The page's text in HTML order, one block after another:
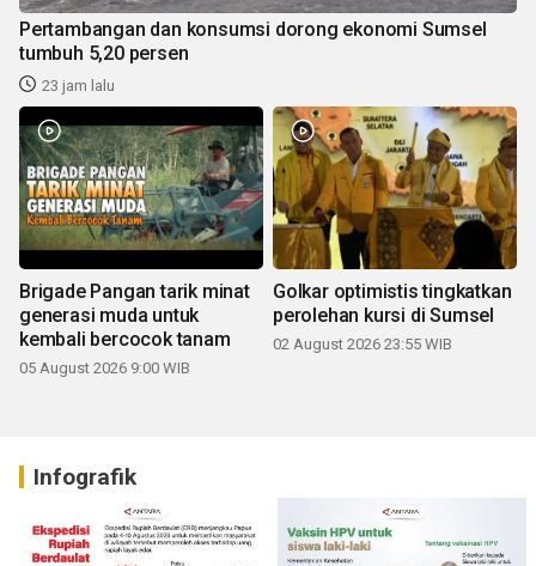
Pertambangan dan konsumsi dorong ekonomi Sumsel
tumbuh 5,20 persen
23 jam lalu
Brigade Pangan tarik minat
generasi muda untuk
kembali bercocok tanam
05 August 2026 9:00 WIB
Golkar optimistis tingkatkan
perolehan kursi di Sumsel
02 August 2026 23:55 WIB
Infografik